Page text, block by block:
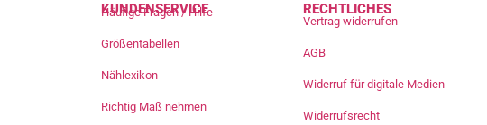
KUNDENSERVICE
Häufige Fragen / Hilfe
Größentabellen
Nählexikon
Richtig Maß nehmen
RECHTLICHES
Vertrag widerrufen
AGB
Widerruf für digitale Medien
Widerrufsrecht